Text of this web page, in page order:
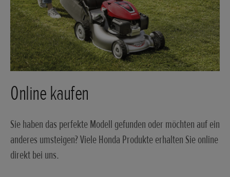
Online kaufen
Sie haben das perfekte Modell gefunden oder möchten auf ein
anderes umsteigen? Viele Honda Produkte erhalten Sie online
direkt bei uns.